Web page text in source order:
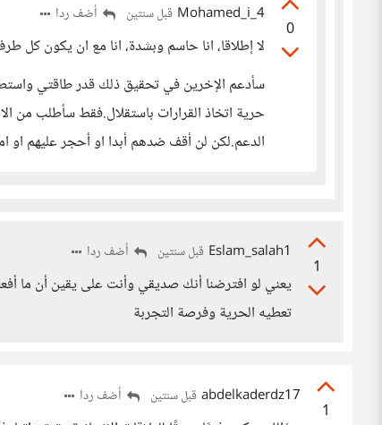
0
Mohamed_i_4 قبل سنتين أضف ردا
لا إطلاقا، انا حاسم وبشدة، انا مع ان يكون كل
سأدعم الإخرين في تحقيق ذلك قدر طاقتي
حرية اتخاذ القرارات باستقلال.فقط سأطلب من
الدعم.لكن لن أقف ضدهم أبدا او أحجر عليهم او
1
Eslam_salah1 قبل سنتين أضف ردا
يعني لو افترضنا أنك صديقي وأنت على يقين أن ما
تعطيه الحرية وفرصة التجربة
1
abdelkaderdz17 قبل سنتين أضف ردا